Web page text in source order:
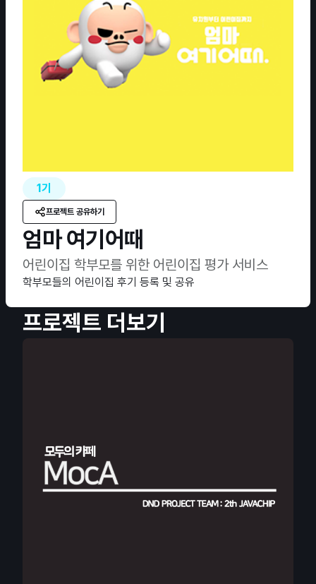
1기
프로젝트 공유하기
엄마 여기어때
어린이집 학부모를 위한 어린이집 평가 서비스
학부모들의 어린이집 후기 등록 및 공유
프로젝트 더보기